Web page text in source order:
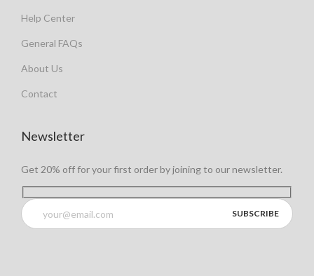
Help Center
General FAQs
About Us
Contact
Newsletter
Get 20% off for your first order by joining to our newsletter.